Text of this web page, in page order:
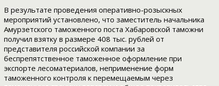
В результате проведения оперативно-розыскных
мероприятий установлено, что заместитель начальника
Амурзетского таможенного поста Хабаровской таможни
получил взятку в размере 408 тыс. рублей от
представителя российской компании за
беспрепятственное таможенное оформление при
экспорте лесоматериалов, неприменение форм
таможенного контроля к перемещаемым через